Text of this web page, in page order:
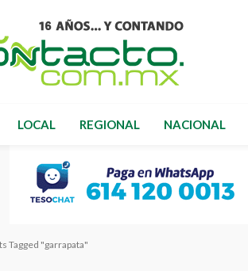
LOCAL REGIONAL NACIONAL
Tagged "garrapata"